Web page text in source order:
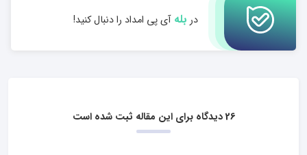
در بلهآی پی امداد را دنبال کنید!
26 دیدگاه برای این مقاله ثبت شده است